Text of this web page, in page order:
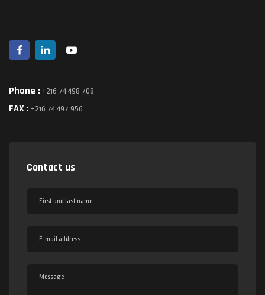
Phone : +216 74 498 708
FAX : +216 74 497 956
Contact us